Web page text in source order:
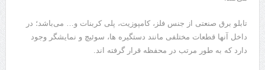
تابلو برق صنعتی از جنس فلز، کامپوزیت، پلی کربنات و… می‌باشد؛ در
داخل آنها قطعات مختلفی مانند دستگیره ها، سوئیچ و نمایشگر وجود
دارد که به طور مرتب در محفظه قرار گرفته اند.